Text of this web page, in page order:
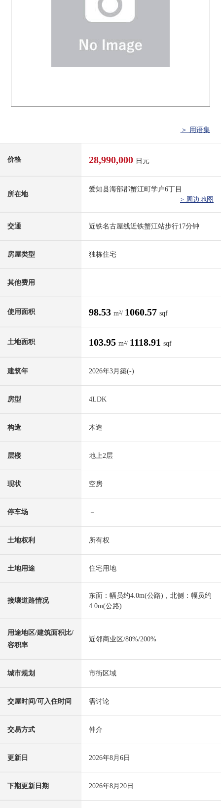
＞ 用语集
价格 28,990,000 日元
所在地
爱知县海部郡蟹江町学户6丁目
> 周边地图
交通 近铁名古屋线近铁蟹江站步行17分钟
房屋类型 独栋住宅
其他费用
使用面积 98.53 m²/ 1060.57 sqf
土地面积 103.95 m²/ 1118.91 sqf
建筑年 2026年3月築(-)
房型 4LDK
构造 木造
层楼 地上2层
现状 空房
停车场 －
土地权利 所有权
土地用途 住宅用地
接壤道路情况
东面：幅员约4.0m(公路)，北侧：幅员约
4.0m(公路)
用途地区/建筑面积比/
容积率
近邻商业区/80%/200%
城市规划 市街区域
交屋时间/可入住时间 需讨论
交易方式 仲介
更新日 2026年8月6日
下期更新日期 2026年8月20日